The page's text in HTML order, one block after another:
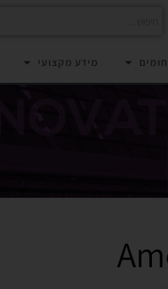
מידע מקצועי